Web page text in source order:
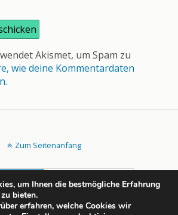
Akismet, um Spam zu
wie deine Kommentardaten
Zum Seitenanfang
Copyright rechtsportlich.net
um Ihnen die bestmögliche Erfahrung
bieten.
erfahren, welche Cookies wir